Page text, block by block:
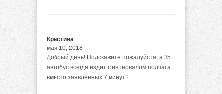
Кристина
мая 10, 2018
Добрый день! Подскажите пожалуйста, а 35
автобус всегда ездит с интервалом полчаса
вместо заявленных 7 минут?